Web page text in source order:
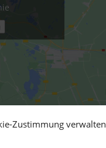
Zustimmung verwalten